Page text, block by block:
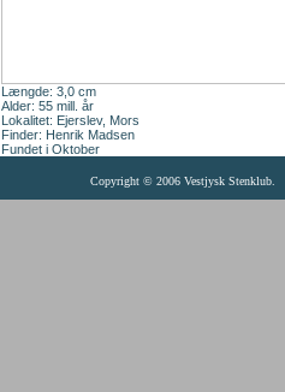
Længde: 3,0 cm
Alder: 55 mill. år
Lokalitet: Ejerslev, Mors
Finder: Henrik Madsen
Fundet i Oktober
Copyright © 2006 Vestjysk Stenklub.